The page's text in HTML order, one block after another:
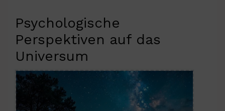
Psychologische
Perspektiven auf das
Universum